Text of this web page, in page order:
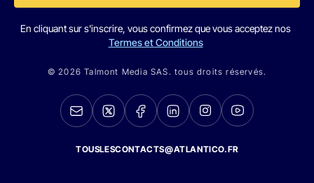
En cliquant sur s'inscrire, vous confirmez que vous acceptez nos
Termes et Conditions
© 2026 Talmont Media SAS. tous droits réservés.
TOUSLESCONTACTS@ATLANTICO.FR